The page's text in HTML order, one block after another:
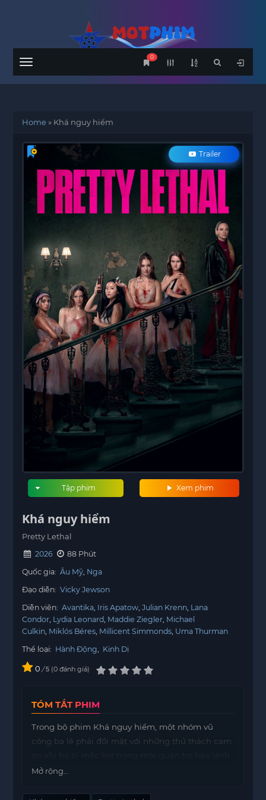
Menu
0
Home» Khá nguy hiểm
Trailer
Xem phim
Tập phim
Khá nguy hiểm
Pretty Lethal
2026
88 Phút
Quốc gia: Âu Mỹ Nga
Đạo diễn: Vicky Jewson
Diễn viên: Avantika Iris Apatow Julian Krenn Lana
Condor Lydia Leonard Maddie Ziegler Michael
Culkin Miklós Béres Millicent Simmonds Uma Thurman
Thể loại: Hành Động Kinh Dị
0 / 5 0 đánh giá
TÓM TẮT PHIM
Trong bộ phim Khá nguy hiểm, một nhóm vũ
công ba lê phải đối mặt với những thử thách cam
Sau khi xe buýt của họ gặp sự cố trên đường đến
Mở rộng...